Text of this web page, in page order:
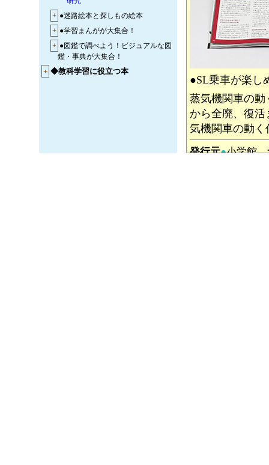
+ ●迷路絵本と探しもの絵本
+ ●学習まんがが大集合！
+ ●図鑑で調べよう！ビジュアルな図
鑑・事典が大集合！
+ ◆教科学習に役立つ本
●SL乗車が楽し
蒸気機関車の
から全廃、復活
気機関車の動く
発行元●小学館